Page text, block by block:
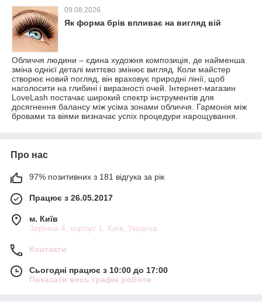
09.08.2026
Як форма брів впливає на вигляд вій
Обличчя людини – єдина художня композиція, де найменша
зміна однієї деталі миттєво змінює вигляд. Коли майстер
створює новий погляд, він враховує природні лінії, щоб
наголосити на глибині і виразності очей. Інтернет-магазин
LoveLash постачає широкий спектр інструментів для
досягнення балансу між усіма зонами обличчя. Гармонія між
бровами та віями визначає успіх процедури нарощування.
Про нас
97% позитивних з 181 відгука за рік
Працює з 26.05.2017
м. Київ
Зарічна 4, корпус 1, Київ, Україна
Контакти
Сьогодні працює з 10:00 до 17:00
Показати весь графік роботи